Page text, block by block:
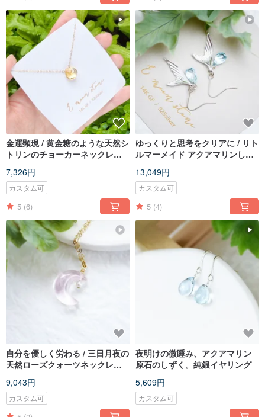
金運顕現 / 黄金糖のような天然シ
トリンのチョーカーネックレス
フィルド
7,326円
カスタム可
5 (6)
ゆっくりと思考をクリアに / リト
ルマーメイド アクアマリンしず
13,049円
カスタム可
5 (4)
自分を優しく労わる / 三日月夜の
天然ローズクォーツネックレス
9,043円
カスタム可
夜明けの微睡み、アクアマリン
原石のしずく。純銀イヤリング
5,609円
カスタム可